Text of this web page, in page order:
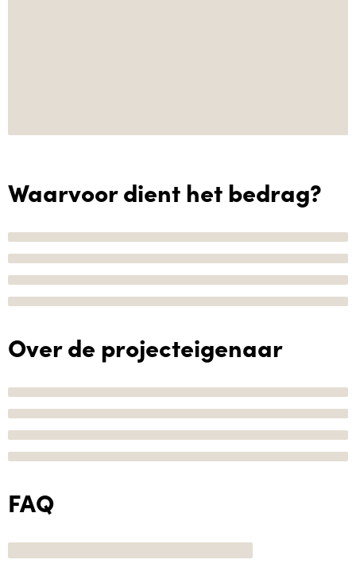
Waarvoor dient het bedrag?
Over de projecteigenaar
FAQ